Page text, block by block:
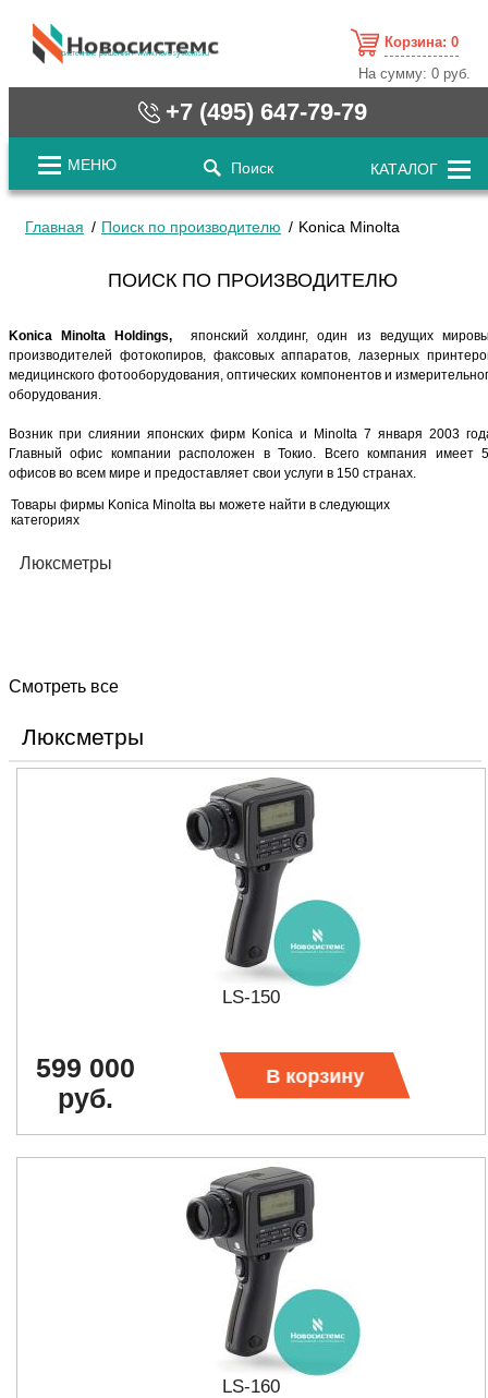
cистемные решения / www.novosystems.ru
Корзина: 0
На сумму:0 руб.
+7 (495) 647-79-79
МЕНЮ Поиск КАТАЛОГ
Главная Поиск по производителю Konica Minolta
ПОИСК ПО ПРОИЗВОДИТЕЛЮ
Konica Minolta Holdings, японский холдинг, один из ведущих
производителей фотокопиров, факсовых аппаратов, лазерных
медицинского фотооборудования, оптических компонентов и
оборудования.
Возник при слиянии японских фирм Konica и Minolta 7 января 2003
Главный офис компании расположен в Токио. Всего компания имеет
офисов во всем мире и предоставляет свои услуги в 150 странах.
Товары фирмы Konica Minolta вы можете найти в следующих
категориях
Люксметры
Смотреть все
Люксметры
LS-150
599 000
руб.
В корзину
LS-160